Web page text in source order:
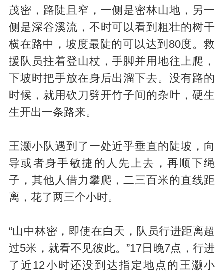
茂密，路陡且窄，一侧是密林山地，另一
侧是深谷溪流，不时可以看到粗壮的树干
横在路中，坡度最陡的可以达到80度。救
援队员拄着登山杖，手脚并用地往上爬，
下坡时把手放在身后出溜下去。没有路的
时候，就用砍刀劈开竹子间的杂叶，硬生
生开出一条路来。
王灏小队遇到了一处近乎垂直的陡坡，向
导或者身手敏捷的人先上去，再顺下绳
子，其他人借力攀爬，二三百米的直线距
离，花了两三个小时。
“山中林密，即使在白天，队员行进距离超
过5米，就看不见彼此。”17日晚7点，行进
了近12小时还没到达指定地点的王灏小